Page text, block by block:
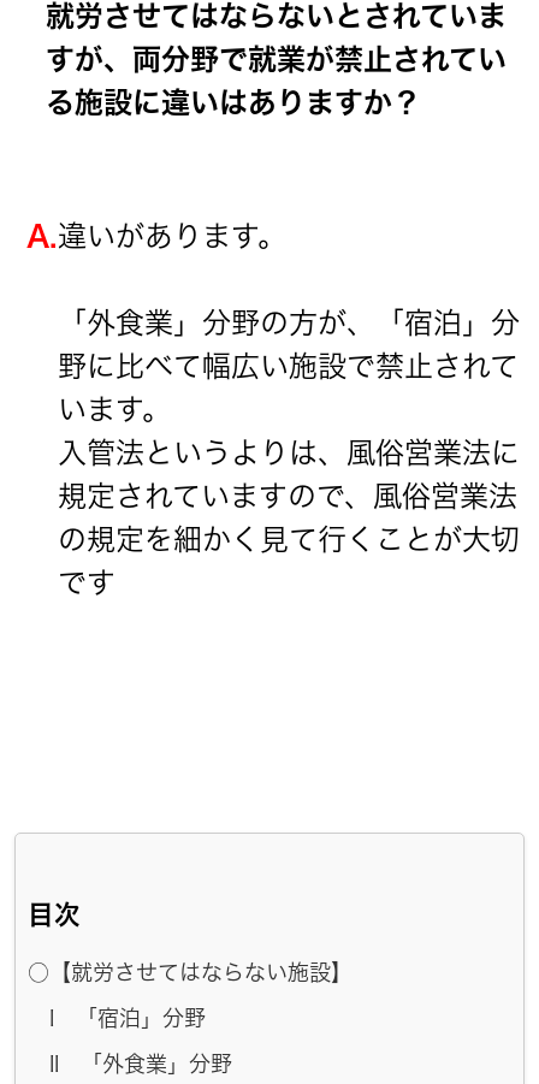
就労させてはならないとされていま
すが、両分野で就業が禁止されてい
る施設に違いはありますか？
A.違いがあります。
「外食業」分野の方が、「宿泊」分
野に比べて幅広い施設で禁止されて
います。
入管法というよりは、風俗営業法に
規定されていますので、風俗営業法
の規定を細かく見て行くことが大切
です
目次
○【就労させてはならない施設】
I 「宿泊」分野
II 「外食業」分野